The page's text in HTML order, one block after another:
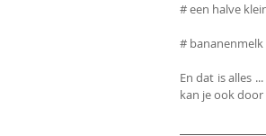
# een halve
#
En dat is alles
kan je ook door